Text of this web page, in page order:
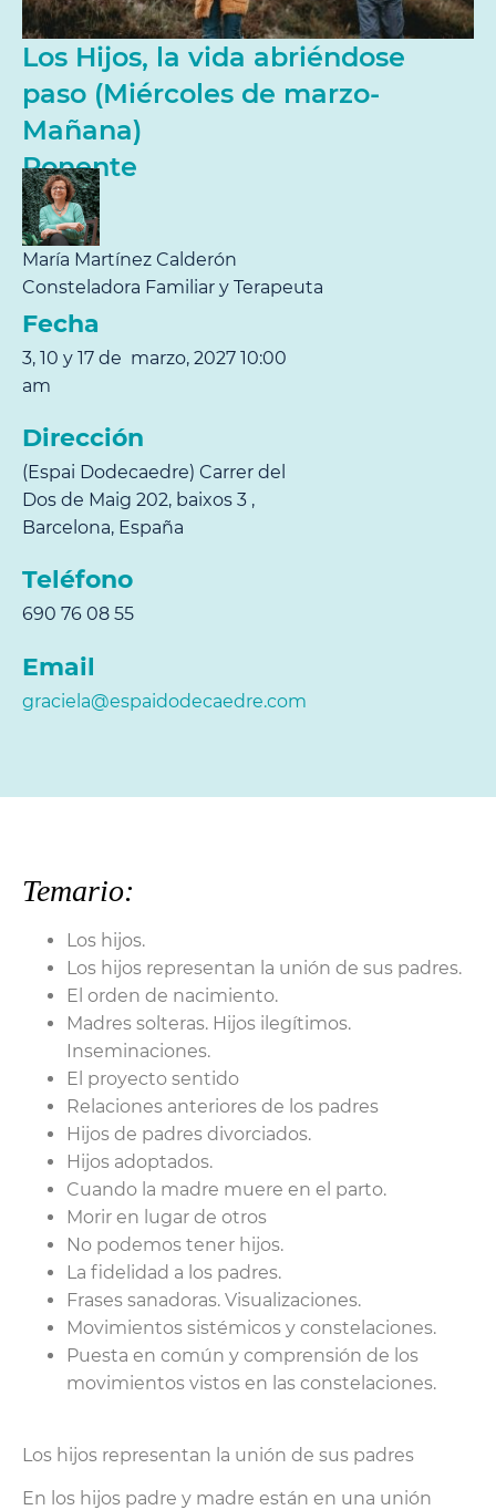
Los Hijos, la vida abriéndose
paso (Miércoles de marzo-
Mañana)
Ponente
María Martínez Calderón
Consteladora Familiar y Terapeuta
Fecha
3, 10 y 17 de marzo, 2027 10:00
am
Dirección
(Espai Dodecaedre) Carrer del
Dos de Maig 202, baixos 3 ,
Barcelona, España
Teléfono
690 76 08 55
Email
graciela@espaidodecaedre.com
Temario:
Los hijos.
Los hijos representan la unión de sus padres.
El orden de nacimiento.
Madres solteras. Hijos ilegítimos.
Inseminaciones.
El proyecto sentido
Relaciones anteriores de los padres
Hijos de padres divorciados.
Hijos adoptados.
Cuando la madre muere en el parto.
Morir en lugar de otros
No podemos tener hijos.
La fidelidad a los padres.
Frases sanadoras. Visualizaciones.
Movimientos sistémicos y constelaciones.
Puesta en común y comprensión de los
movimientos vistos en las constelaciones.
Los hijos representan la unión de sus padres
En los hijos padre y madre están en una unión